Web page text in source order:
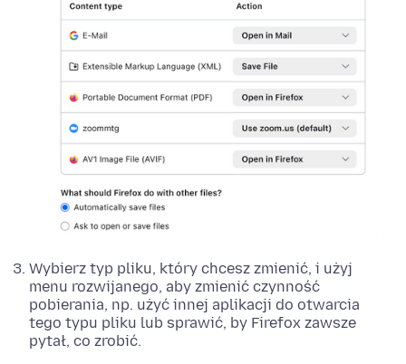
Wybierz typ pliku, który chcesz zmienić, i użyj
menu rozwijanego, aby zmienić czynność
pobierania, np. użyć innej aplikacji do otwarcia
tego typu pliku lub sprawić, by Firefox zawsze
pytał, co zrobić.